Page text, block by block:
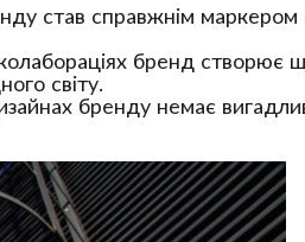
став справжнім
бренд
світу.
бренду немає